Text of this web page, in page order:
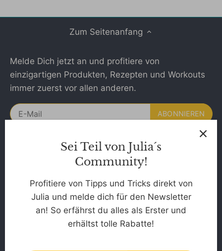
Zum Seitenanfang
Melde Dich jetzt an und profitiere von
einzigartigen Produkten, Rezepten und Workouts
immer zuerst vor allen anderen.
support@mein-planb.com
WhatsApp-Support
Schreib uns an +49 1575 5173665
Sei Teil von Julia´s
Community!
Profitiere von Tipps und Tricks direkt von
Julia und melde dich für den Newsletter
an! So erfährst du alles als Erster und
erhältst tolle Rabatte!